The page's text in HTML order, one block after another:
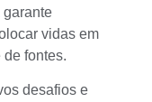
garante
vidas em
fontes.
desafios e